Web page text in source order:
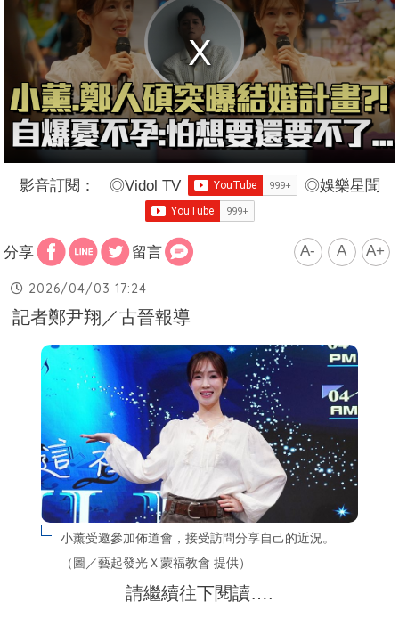
影音訂閱： ◎Vidol TV ◎娛樂星聞
分享 留言 A- A A+
2026/04/03 17:24
記者鄭尹翔／古晉報導
小薰受邀參加佈道會，接受訪問分享自己的近況。
（圖／藝起發光Ｘ蒙福教會 提供）
請繼續往下閱讀….